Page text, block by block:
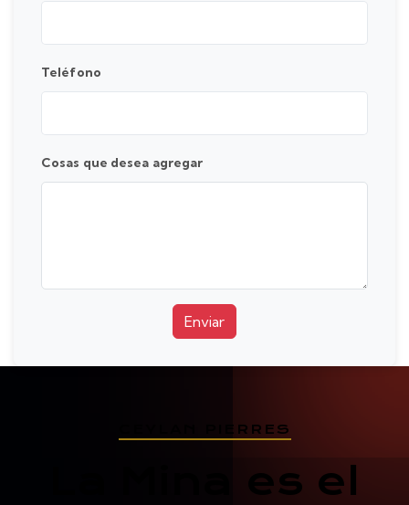
Teléfono
Cosas que desea agregar
Enviar
CEYLAN PIERRES
La Mina es el